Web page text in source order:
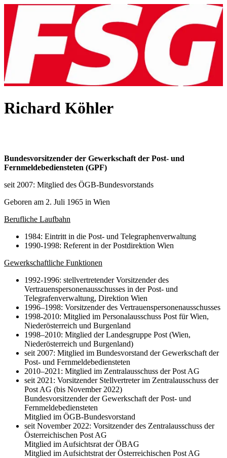
Richard Köhler
Bundesvorsitzender der Gewerkschaft der Post- und
Fernmeldebediensteten (GPF)
seit 2007: Mitglied des ÖGB-Bundesvorstands
Geboren am 2. Juli 1965 in Wien
Berufliche Laufbahn
1984: Eintritt in die Post- und Telegraphenverwaltung
1990-1998: Referent in der Postdirektion Wien
Gewerkschaftliche Funktionen
1992-1996: stellvertretender Vorsitzender des
Vertrauenspersonenausschusses in der Post- und
Telegrafenverwaltung, Direktion Wien
1996–1998: Vorsitzender des Vertrauenspersonenausschusses
1998-2010: Mitglied im Personalausschuss Post für Wien,
Niederösterreich und Burgenland
1998–2010: Mitglied der Landesgruppe Post (Wien,
Niederösterreich und Burgenland)
seit 2007: Mitglied im Bundesvorstand der Gewerkschaft der
Post- und Fernmeldebediensteten
2010–2021: Mitglied im Zentralausschuss der Post AG
seit 2021: Vorsitzender Stellvertreter im Zentralausschuss der
Post AG (bis November 2022)
Bundesvorsitzender der Gewerkschaft der Post- und
Fernmeldebediensteten
Mitglied im ÖGB-Bundesvorstand
seit November 2022: Vorsitzender des Zentralausschuss der
Österreichischen Post AG
Mitglied im Aufsichtsrat der ÖBAG
Mitglied im Aufsichtstrat der Österreichischen Post AG